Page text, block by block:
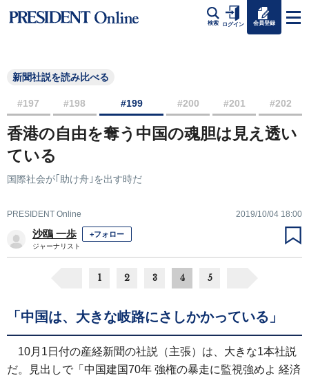
検索 ログイン 会員登録
新聞社説を読み比べる
#197 #198 #199 #200 #201 #202
香港の自由を奪う中国の魂胆は見え透い
ている
国際社会が｢助け舟｣を出す時だ
PRESIDENT Online 2019/10/04 18:00
沙鴎 一歩 +フォロー
ジャーナリスト
1 2 3 4 5
「中国は、大きな岐路にさしかかっている」
10月1日付の産経新聞の社説（主張）は、大きな1本社説
だ。見出しで「中国建国70年 強権の暴走に監視強めよ 経済